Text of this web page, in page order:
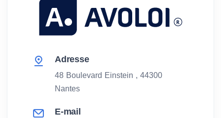
Adresse
48 Boulevard Einstein , 44300
Nantes
E-mail